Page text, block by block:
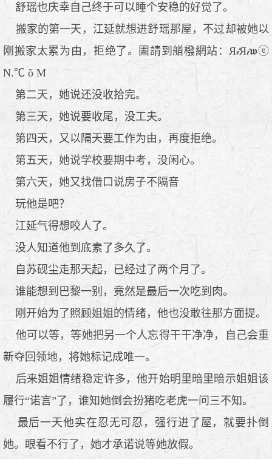
舒瑶也庆幸自己终于可以睡个安稳的好觉了。
搬家的第一天，江延就想进舒瑶那屋，不过却被她以
刚搬家太累为由，拒绝了。圕請到艏橃網站：Я𝒾Я𝒾𝖜ⓔ
N.℃ õ М
第二天，她说还没收拾完。
第三天，她说要收尾，没工夫。
第四天，又以隔天要工作为由，再度拒绝。
第五天，她说学校要期中考，没闲心。
第六天，她又找借口说房子不隔音
玩他是吧？
江延气得想咬人了。
没人知道他到底素了多久了。
自苏砚尘走那天起，已经过了两个月了。
谁能想到巴黎一别，竟然是最后一次吃到肉。
刚开始为了照顾姐姐的情绪，他也没敢往那方面提。
他可以等，等她把另一个人忘得干干净净，自己会重
新夺回领地，将她标记成唯一。
后来姐姐情绪稳定许多，他开始明里暗里暗示姐姐该
履行“诺言”了，谁知她倒会扮猪吃老虎一问三不知。
最后一天他实在忍无可忍，强行进了屋，就要扑倒
她。眼看不行了，她才承诺说等她放假。